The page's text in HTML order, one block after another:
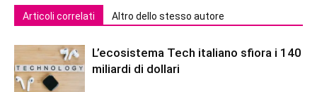
Articoli correlati Altro dello stesso autore
L’ecosistema Tech italiano sfiora i 140
miliardi di dollari